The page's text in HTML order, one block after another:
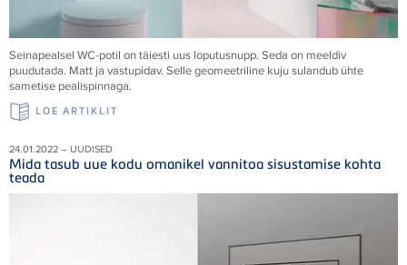
Seinapealsel WC-potil on täiesti uus loputusnupp. Seda on meeldiv
puudutada. Matt ja vastupidav. Selle geomeetriline kuju sulandub ühte
sametise pealispinnaga.
LOE ARTIKLIT
24.01.2022 – UUDISED
Mida tasub uue kodu omanikel vannitoa sisustamise kohta
teada